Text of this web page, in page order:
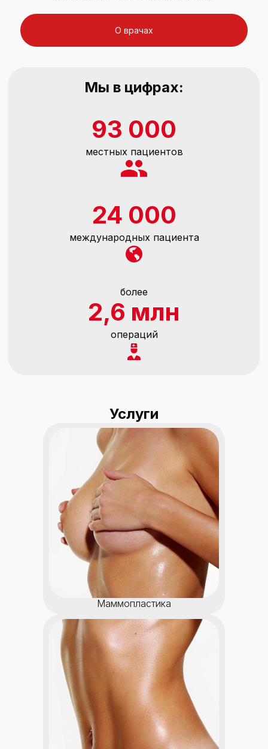
О врачах
24 000
международных пациента
93 000
местных пациентов
2,6 млн
более
операций
Мы в цифрах:
Услуги
Маммопластика